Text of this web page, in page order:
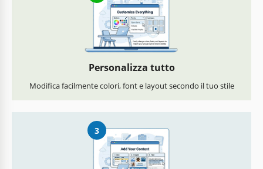
Personalizza tutto
Modifica facilmente colori, font e layout secondo il tuo stile
3